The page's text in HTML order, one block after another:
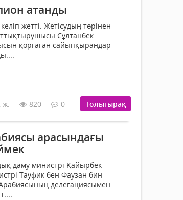
атанды
жетті. Жетісудың төрінен
Сұлтанбек
қорғаған сайыпқырандар
ж. 820 0 Толығырақ
арасындағы
даму министрі Қайырбек
Тауфик бен Фаузан бин
делегациясымен